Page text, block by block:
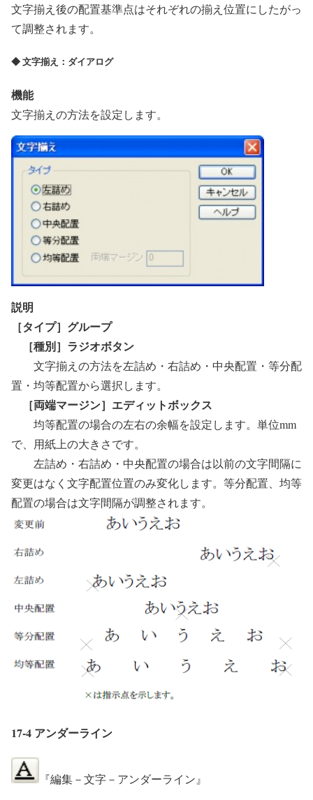
文字揃え後の配置基準点はそれぞれの揃え位置にしたがっ
て調整されます。
◆ 文字揃え：ダイアログ
機能
文字揃えの方法を設定します。
説明
［タイプ］グループ
［種別］ラジオボタン
文字揃えの方法を左詰め・右詰め・中央配置・等分配
置・均等配置から選択します。
［両端マージン］エディットボックス
均等配置の場合の左右の余幅を設定します。単位mm
で、用紙上の大きさです。
左詰め・右詰め・中央配置の場合は以前の文字間隔に
変更はなく文字配置位置のみ変化します。等分配置、均等
配置の場合は文字間隔が調整されます。
17-4 アンダーライン
『編集－文字－アンダーライン』